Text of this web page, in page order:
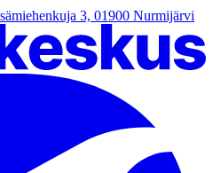
3, 01900 Nurmijärvi